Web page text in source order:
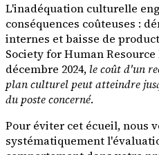
L'inadéquation culturelle
conséquences coûteuses :
internes et baisse de
Society for Human
décembre 2024, le coût d'un
plan culturel peut atteindre
du poste concerné.
Pour éviter cet écueil, nous
systématiquement